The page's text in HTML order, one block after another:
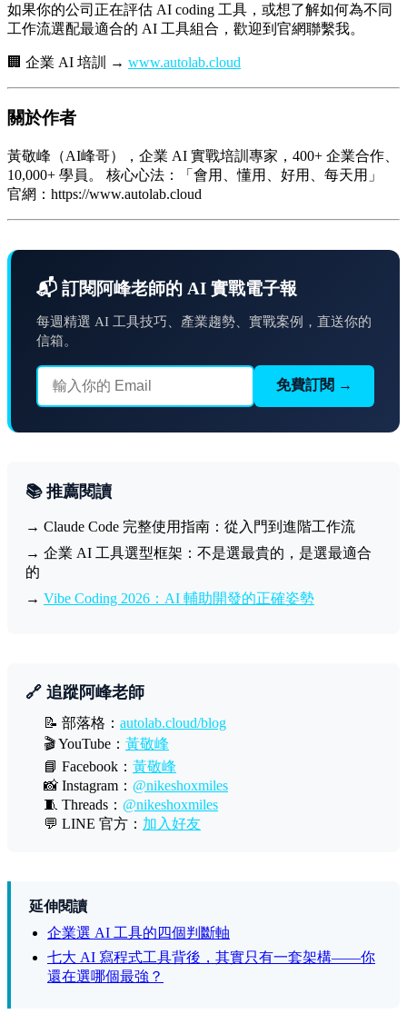
如果你的公司正在評估 AI coding 工具，或想了解如何為不同
工作流選配最適合的 AI 工具組合，歡迎到官網聯繫我。
🏢 企業 AI 培訓 → www.autolab.cloud
關於作者
黃敬峰（AI峰哥），企業 AI 實戰培訓專家，400+ 企業合作、
10,000+ 學員。 核心心法：「會用、懂用、好用、每天用」
官網：https://www.autolab.cloud
📬 訂閱阿峰老師的 AI 實戰電子報
每週精選 AI 工具技巧、產業趨勢、實戰案例，直送你的
信箱。
免費訂閱 →
📚 推薦閱讀
→ Claude Code 完整使用指南：從入門到進階工作流
→ 企業 AI 工具選型框架：不是選最貴的，是選最適合
的
→ Vibe Coding 2026：AI 輔助開發的正確姿勢
🔗 追蹤阿峰老師
📝 部落格： autolab.cloud/blog
🎬 YouTube： 黃敬峰
📘 Facebook： 黃敬峰
📸 Instagram： @nikeshoxmiles
🧵 Threads： @nikeshoxmiles
💬 LINE 官方： 加入好友
延伸閱讀
企業選 AI 工具的四個判斷軸
七大 AI 寫程式工具背後，其實只有一套架構——你
還在選哪個最強？